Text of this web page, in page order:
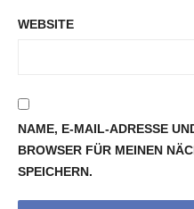
WEBSITE
NAME, E-MAIL-ADRESSE
BROWSER FÜR MEINEN
SPEICHERN.